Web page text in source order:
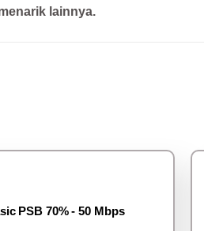
lainnya.
PSB 70% - 50 Mbps